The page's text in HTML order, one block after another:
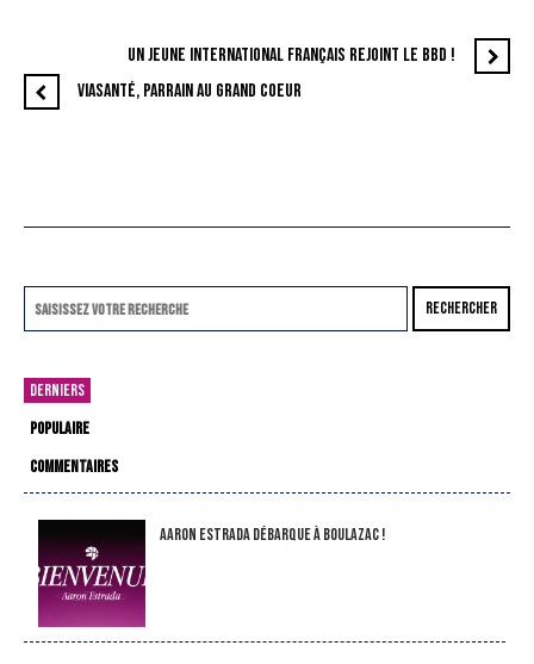
UN JEUNE INTERNATIONAL FRANÇAIS REJOINT LE BBD !
VIASANTÉ, PARRAIN AU GRAND COEUR
RECHERCHER
DERNIERS
POPULAIRE
COMMENTAIRES
Aaron Estrada débarque à Boulazac !